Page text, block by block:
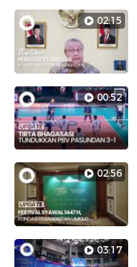
02:15
00:52
02:56
03:17